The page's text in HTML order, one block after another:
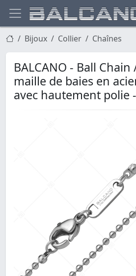
Bijoux Collier Chaînes
BALCANO - Ball
maille de baies en
avec hautement polie